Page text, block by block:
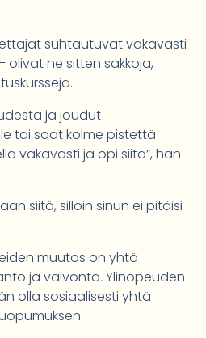
suhtautuvat vakavasti
olivat ne sitten sakkoja,
ja joudut
tai saat kolme pistettä
vakavasti ja opi siitä”, hän
siitä, silloin sinun ei pitäisi
muutos on yhtä
ja valvonta. Ylinopeuden
olla sosiaalisesti yhtä